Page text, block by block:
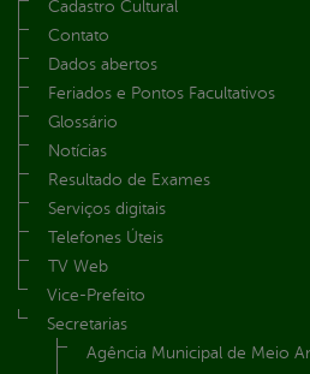
Cadastro Cultural
Contato
Dados abertos
Feriados e Pontos Facultativos
Glossário
Notícias
Resultado de Exames
Serviços digitais
Telefones Úteis
TV Web
Vice-Prefeito
Secretarias
Agência Municipal de Meio